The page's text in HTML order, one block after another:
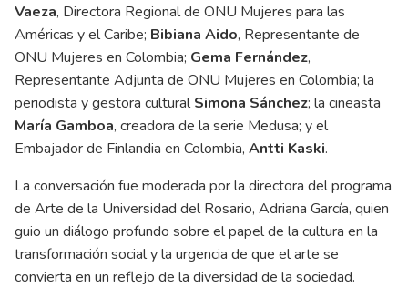
Vaeza, Directora Regional de ONU Mujeres para las
Américas y el Caribe; Bibiana Aido, Representante de
ONU Mujeres en Colombia; Gema Fernández,
Representante Adjunta de ONU Mujeres en Colombia; la
periodista y gestora culturalSimona Sánchez; la cineasta
María Gamboa, creadora de la serie Medusa; y el
Embajador de Finlandia en Colombia, Antti Kaski.
La conversación fue moderada por la directora del programa
de Arte de la Universidad del Rosario, Adriana García, quien
guio un diálogo profundo sobre el papel de la cultura en la
transformación social y la urgencia de que el arte se
convierta en un reflejo de la diversidad de la sociedad.